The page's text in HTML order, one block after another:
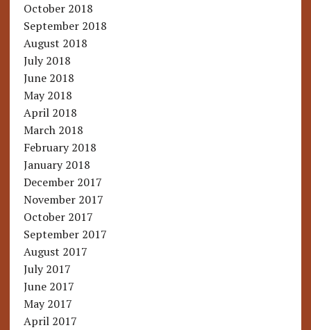
October 2018
September 2018
August 2018
July 2018
June 2018
May 2018
April 2018
March 2018
February 2018
January 2018
December 2017
November 2017
October 2017
September 2017
August 2017
July 2017
June 2017
May 2017
April 2017